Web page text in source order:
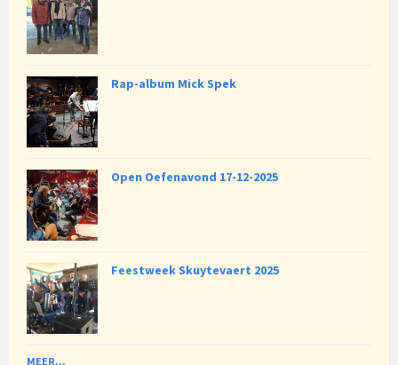
Rap-album Mick Spek
Open Oefenavond 17-12-2025
Feestweek Skuytevaert 2025
MEER...